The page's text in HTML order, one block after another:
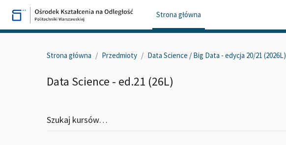
Przejdź do głównej zawartości
Strona główna
Strona główna Przedmioty Data Science / Big Data - edycja 20/21 (2026L)
Data Science - ed.21 (26L)
Szukaj kursów…